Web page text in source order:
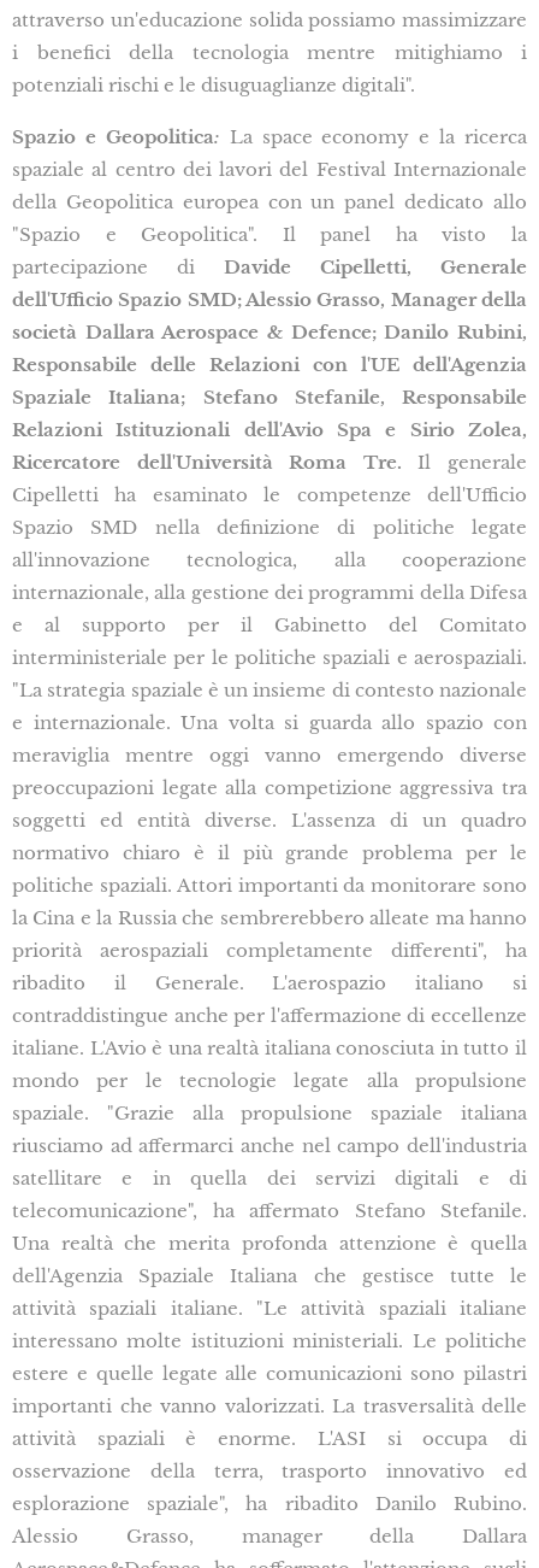
attraverso un'educazione solida possiamo massimizzare
i benefici della tecnologia mentre mitighiamo i
potenziali rischi e le disuguaglianze digitali".
Spazio e Geopolitica: La space economy e la ricerca
spaziale al centro dei lavori del Festival Internazionale
della Geopolitica europea con un panel dedicato allo
"Spazio e Geopolitica". Il panel ha visto la
partecipazione di Davide Cipelletti, Generale
dell'Ufficio Spazio SMD; Alessio Grasso, Manager della
società Dallara Aerospace & Defence; Danilo Rubini,
Responsabile delle Relazioni con l'UE dell'Agenzia
Spaziale Italiana; Stefano Stefanile, Responsabile
Relazioni Istituzionali dell'Avio Spa e Sirio Zolea,
Ricercatore dell'Università Roma Tre. Il generale
Cipelletti ha esaminato le competenze dell'Ufficio
Spazio SMD nella definizione di politiche legate
all'innovazione tecnologica, alla cooperazione
internazionale, alla gestione dei programmi della Difesa
e al supporto per il Gabinetto del Comitato
interministeriale per le politiche spaziali e aerospaziali.
"La strategia spaziale è un insieme di contesto nazionale
e internazionale. Una volta si guarda allo spazio con
meraviglia mentre oggi vanno emergendo diverse
preoccupazioni legate alla competizione aggressiva tra
soggetti ed entità diverse. L'assenza di un quadro
normativo chiaro è il più grande problema per le
politiche spaziali. Attori importanti da monitorare sono
la Cina e la Russia che sembrerebbero alleate ma hanno
priorità aerospaziali completamente differenti", ha
ribadito il Generale. L'aerospazio italiano si
contraddistingue anche per l'affermazione di eccellenze
italiane. L'Avio è una realtà italiana conosciuta in tutto il
mondo per le tecnologie legate alla propulsione
spaziale. "Grazie alla propulsione spaziale italiana
riusciamo ad affermarci anche nel campo dell'industria
satellitare e in quella dei servizi digitali e di
telecomunicazione", ha affermato Stefano Stefanile.
Una realtà che merita profonda attenzione è quella
dell'Agenzia Spaziale Italiana che gestisce tutte le
attività spaziali italiane. "Le attività spaziali italiane
interessano molte istituzioni ministeriali. Le politiche
estere e quelle legate alle comunicazioni sono pilastri
importanti che vanno valorizzati. La trasversalità delle
attività spaziali è enorme. L'ASI si occupa di
osservazione della terra, trasporto innovativo ed
esplorazione spaziale", ha ribadito Danilo Rubino.
Alessio Grasso, manager della Dallara